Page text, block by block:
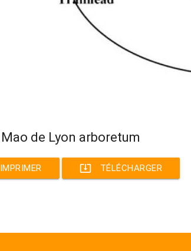
Mao de Lyon arboretum
IMPRIMER system_update_alt TÉLÉCHARGER